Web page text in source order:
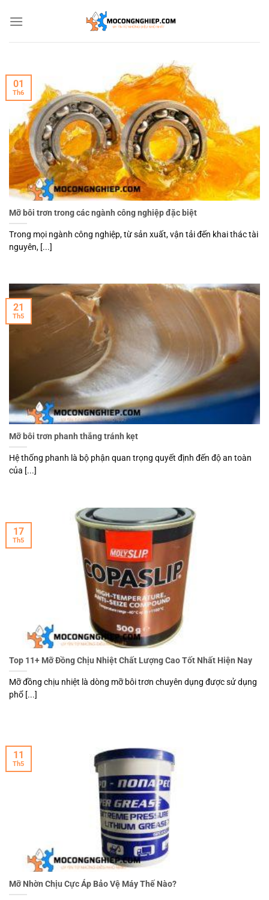
qua
Mỡ bôi trơn trong các ngành công nghiệp đặc biệt
Trong mọi ngành công nghiệp, từ sản xuất, vận tải đến khai thác tài
nguyên, [...]
01
Th6
Mỡ bôi trơn phanh thắng tránh kẹt
Hệ thống phanh là bộ phận quan trọng quyết định đến độ an toàn
của [...]
21
Th5
Top 11+ Mỡ Đồng Chịu Nhiệt Chất Lượng Cao Tốt Nhất Hiện Nay
Mỡ đồng chịu nhiệt là dòng mỡ bôi trơn chuyên dụng được sử dụng
phổ [...]
17
Th5
Mỡ Nhờn Chịu Cực Áp Bảo Vệ Máy Thế Nào?
11
Th5